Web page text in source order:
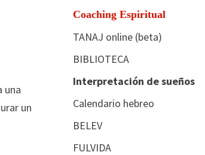
una
un
Coaching Espiritual
TANAJ online (beta)
BIBLIOTECA
Interpretación de sueños
Calendario hebreo
BELEV
FULVIDA